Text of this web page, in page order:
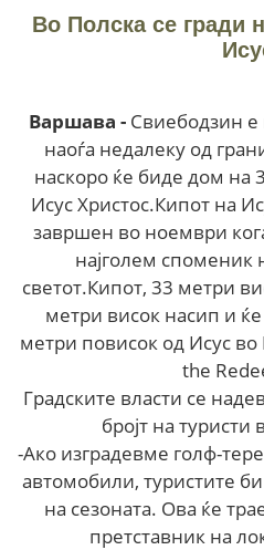
Во Полска се гради
Варшава - Свиебодзин е
наоѓа недалеку од
наскоро ќе биде дом на
Исус Христос.Кипот на
завршен во ноември
најголем споменик
светот.Кипот, 33 метри
метри висок насип и
метри повисок од Исус
the
Градските власти се
бројт на туристи
-Ако изградевме голф-
автомобили, туристите
на сезоната. Ова ќе
претставник на